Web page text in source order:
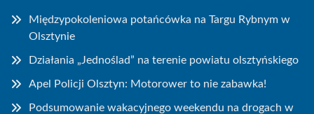
Międzypokoleniowa potańcówka na Targu Rybnym w
Olsztynie
Działania „Jednoślad” na terenie powiatu olsztyńskiego
Apel Policji Olsztyn: Motorower to nie zabawka!
Podsumowanie wakacyjnego weekendu na drogach w